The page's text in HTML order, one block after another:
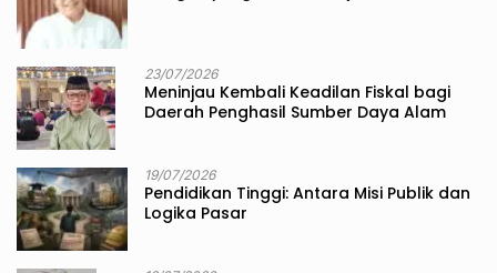
23/07/2026
Meninjau Kembali Keadilan Fiskal bagi
Daerah Penghasil Sumber Daya Alam
19/07/2026
Pendidikan Tinggi: Antara Misi Publik dan
Logika Pasar